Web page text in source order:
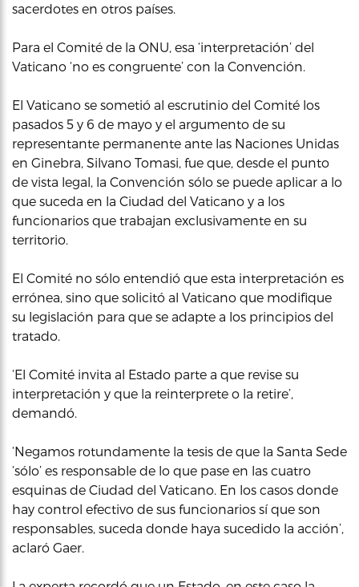
sacerdotes en otros países.
Para el Comité de la ONU, esa ‘interpretación’ del
Vaticano ‘no es congruente’ con la Convención.
El Vaticano se sometió al escrutinio del Comité los
pasados 5 y 6 de mayo y el argumento de su
representante permanente ante las Naciones Unidas
en Ginebra, Silvano Tomasi, fue que, desde el punto
de vista legal, la Convención sólo se puede aplicar a lo
que suceda en la Ciudad del Vaticano y a los
funcionarios que trabajan exclusivamente en su
territorio.
El Comité no sólo entendió que esta interpretación es
errónea, sino que solicitó al Vaticano que modifique
su legislación para que se adapte a los principios del
tratado.
‘El Comité invita al Estado parte a que revise su
interpretación y que la reinterprete o la retire’,
demandó.
‘Negamos rotundamente la tesis de que la Santa Sede
‘sólo’ es responsable de lo que pase en las cuatro
esquinas de Ciudad del Vaticano. En los casos donde
hay control efectivo de sus funcionarios sí que son
responsables, suceda donde haya sucedido la acción’,
aclaró Gaer.